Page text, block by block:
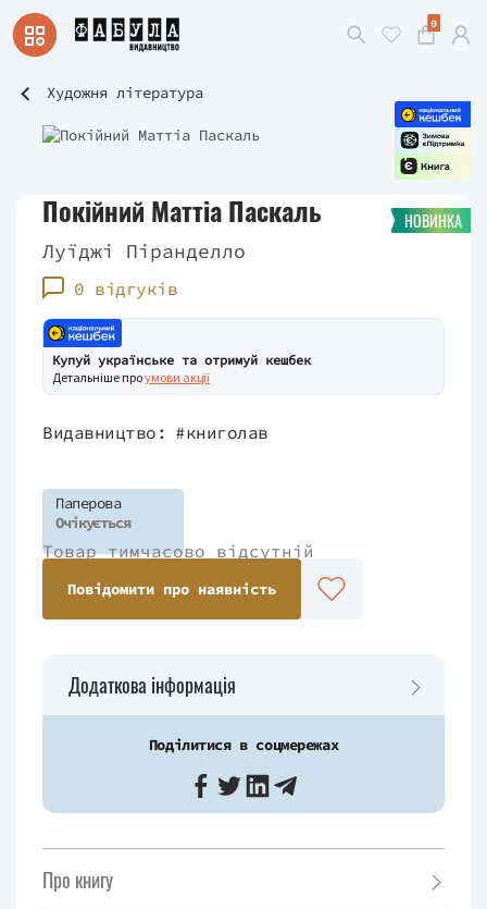
0
Художня література
НОВИНКА
Покійний Маттіа Паскаль
Луїджі Піранделло
0 відгуків
Купуй українське та отримуй кешбек
Детальніше проумови акції
Видавництво: #книголав
Паперова
Очікується
Товар тимчасово відсутній
Повідомити про наявність
Додаткова інформація
Поділитися в соцмережах
Про книгу